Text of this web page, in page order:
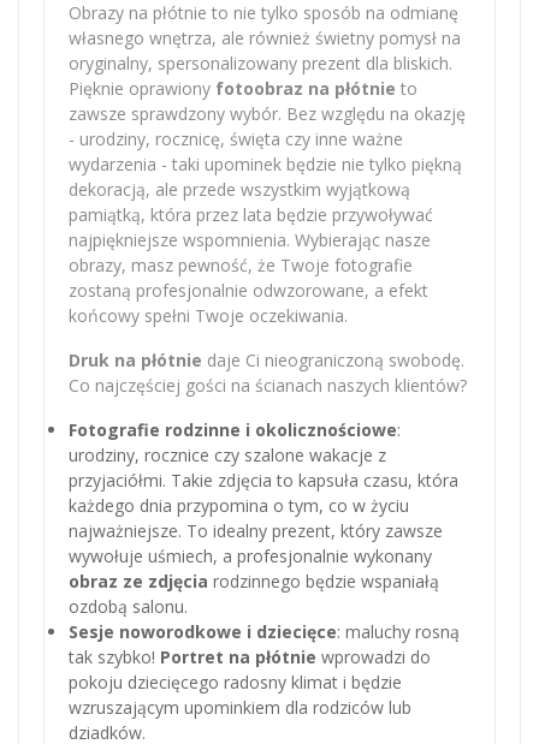
Obrazy na płótnie to nie tylko sposób na odmianę
własnego wnętrza, ale również świetny pomysł na
oryginalny, spersonalizowany prezent dla bliskich.
Pięknie oprawiony fotoobraz na płótnie to
zawsze sprawdzony wybór. Bez względu na okazję
- urodziny, rocznicę, święta czy inne ważne
wydarzenia - taki upominek będzie nie tylko piękną
dekoracją, ale przede wszystkim wyjątkową
pamiątką, która przez lata będzie przywoływać
najpiękniejsze wspomnienia. Wybierając nasze
obrazy, masz pewność, że Twoje fotografie
zostaną profesjonalnie odwzorowane, a efekt
końcowy spełni Twoje oczekiwania.
Druk na płótnie daje Ci nieograniczoną swobodę.
Co najczęściej gości na ścianach naszych klientów?
Fotografie rodzinne i okolicznościowe:
urodziny, rocznice czy szalone wakacje z
przyjaciółmi. Takie zdjęcia to kapsuła czasu, która
każdego dnia przypomina o tym, co w życiu
najważniejsze. To idealny prezent, który zawsze
wywołuje uśmiech, a profesjonalnie wykonany
obraz ze zdjęcia rodzinnego będzie wspaniałą
ozdobą salonu.
Sesje noworodkowe i dziecięce: maluchy rosną
tak szybko! Portret na płótnie wprowadzi do
pokoju dziecięcego radosny klimat i będzie
wzruszającym upominkiem dla rodziców lub
dziadków.